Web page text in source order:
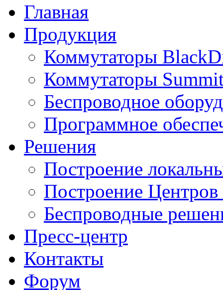
Главная
Продукция
Коммутаторы
Коммутаторы
Беспроводное
Программное
Решения
Построение
Построение
Беспроводные
Пресс-центр
Контакты
Форум